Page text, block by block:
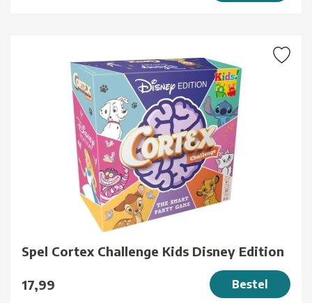
Spel Cortex Challenge Kids Disney Edition
17,99 Bestel